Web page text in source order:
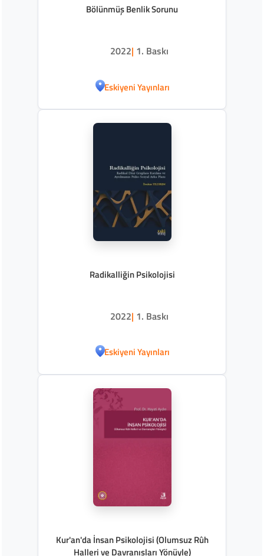
Bölünmüş Benlik Sorunu
2022| 1. Baskı
Eskiyeni Yayınları
Radikalliğin Psikolojisi
2022| 1. Baskı
Eskiyeni Yayınları
Kur'an'da İnsan Psikolojisi (Olumsuz Rûh
Halleri ve Davranışları Yönüyle)